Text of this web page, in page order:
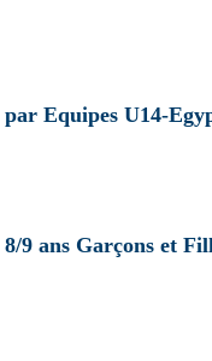
Equipes U14-
9 ans Garçons et